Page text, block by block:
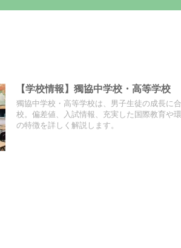
【学校情報】獨協中学校・高等学校
獨協中学校・高等学校は、男子生徒の成長に
校。偏差値、入試情報、充実した国際教育や
の特徴を詳しく解説します。